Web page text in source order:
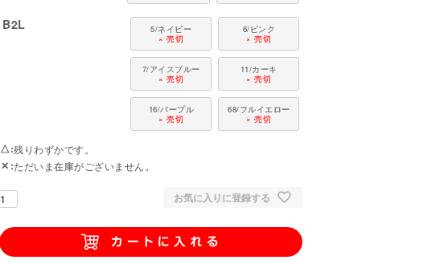
B2L
5/ネイビー
× 売切
6/ピンク
× 売切
7/アイスブルー
× 売切
11/カーキ
× 売切
16/パープル
× 売切
68/フルイエロー
× 売切
△ 残りわずかです。
✕ ただいま在庫がございません。
お気に入りに登録する